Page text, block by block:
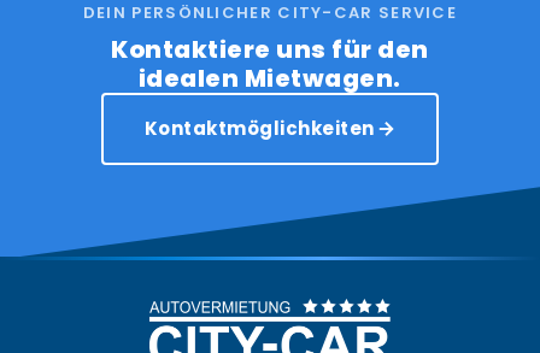
DEIN PERSÖNLICHER CITY-CAR SERVICE
Kontaktiere uns für den
idealen Mietwagen.
Kontaktmöglichkeiten